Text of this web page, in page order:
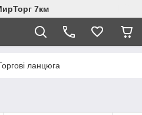
7км
ланцюга